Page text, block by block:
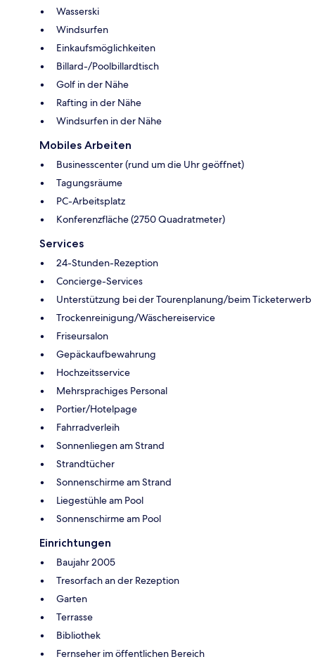
Wasserski
Windsurfen
Einkaufsmöglichkeiten
Billard-/Poolbillardtisch
Golf in der Nähe
Rafting in der Nähe
Windsurfen in der Nähe
Mobiles Arbeiten
Businesscenter (rund um die Uhr geöffnet)
Tagungsräume
PC-Arbeitsplatz
Konferenzfläche (2750 Quadratmeter)
Services
24-Stunden-Rezeption
Concierge-Services
Unterstützung bei der Tourenplanung/beim Ticketerwerb
Trockenreinigung/Wäschereiservice
Friseursalon
Gepäckaufbewahrung
Hochzeitsservice
Mehrsprachiges Personal
Portier/Hotelpage
Fahrradverleih
Sonnenliegen am Strand
Strandtücher
Sonnenschirme am Strand
Liegestühle am Pool
Sonnenschirme am Pool
Einrichtungen
Baujahr 2005
Tresorfach an der Rezeption
Garten
Terrasse
Bibliothek
Fernseher im öffentlichen Bereich